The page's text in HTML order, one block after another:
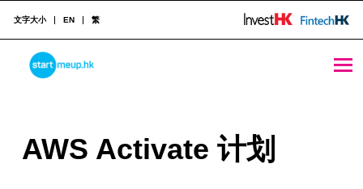
STARTMEUPHK
文字大小 EN 繁
A
AWS Activate 计划